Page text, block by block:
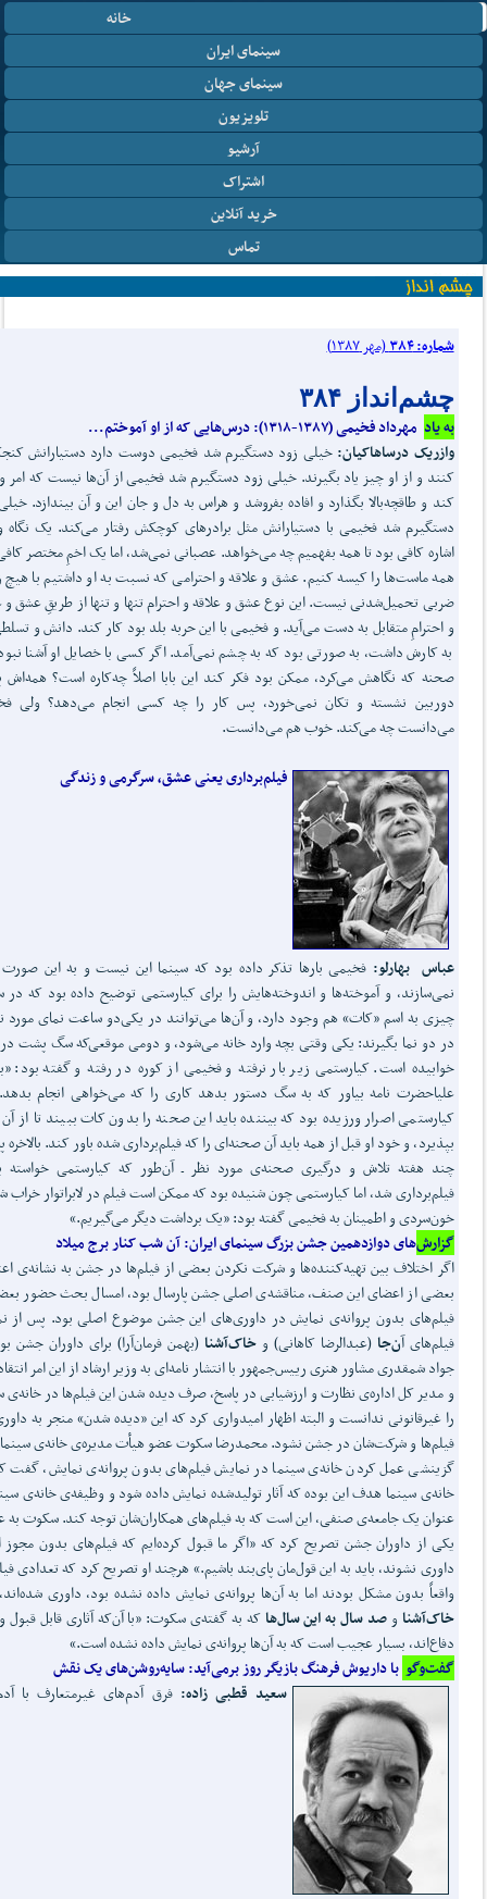
خانه
سینمای ایران
سینمای جهان
تلویزیون
آرشیو
اشتراک
خرید آنلاین
تماس
شماره: ۳۸۴ (مهر ۱۳۸۷)
چشم‌انداز ۳۸۴
به یاد مهرداد فخیمی (۱۳۸۷-۱۳۱۸): درس‌هایی که از او آموختم...
وازریک درساهاکیان: خیلی زود دستگیرم شد فخیمی دوست دارد دستیارانش
کنند و از او چیز یاد بگیرند. خیلی زود دستگیرم شد فخیمی از آن‌ها نیست که امر
کند و طاقچه‌بالا بگذارد و افاده بفروشد و هراس به دل و جان این و آن بیندازد.
دستگیرم شد فخیمی با دستیارانش مثل برادرهای کوچکش رفتار می‌کند. یک
اشاره کافی بود تا همه بفهمیم چه می‌خواهد. عصبانی نمی‌شد، اما یک اخمِ مختصر
همه ماست‌ها را کیسه کنیم. عشق و علاقه و احترامی که نسبت به او داشتیم با هیچ
ضربی تحمیل‌شدنی نیست. این نوع عشق و علاقه و احترام تنها و تنها از طریقِ عشق و
و احترامِ متقابل به دست می‌آید. و فخیمی با این حربه بلد بود کار کند. دانش و
به کارش داشت، به صورتی بود که به چشم نمی‌آمد. اگر کسی با خصایل او آشنا
صحنه که نگاهش می‌کرد، ممکن بود فکر کند این بابا اصلاً چه‌کاره است؟
دوربین نشسته و تکان نمی‌خورد، پس کار را چه کسی انجام می‌دهد؟ ولی
می‌دانست چه می‌کند. خوب هم می‌دانست.
فیلم‌برداری یعنی عشق‌، سرگرمی‌ و زندگی
عباس بهارلو: فخیمی‌ بارها تذکر داده بود که‌ سینما این‌ نیست‌ و به‌ این‌ صورت‌
نمی‌سازند، و آموخته‌ها و اندوخته‌هایش‌ را برای‌ کیارستمی‌ توضیح‌ داده بود که‌ در
چیزی‌ به اسم‌ «کات‌» هم وجود دارد، و آن‌ها می‌توانند در یکی‌دو ساعت‌ نمای‌ مورد
در دو نما بگیرند: یکی‌ وقتی‌ بچه‌ وارد خانه‌ می‌شود، و دومی‌ موقعی‌که‌ سگ‌ پشت‌ در
خوابیده‌ است‌. کیارستمی‌ زیر بار نرفته و فخیمی‌ از کوره‌ در ‌رفته و گفته بود:
علیاحضرت‌ نامه‌ بیاور که‌ به ‌سگ‌ دستور بدهد کاری‌ را که‌ می‌خواهی‌ انجام‌
کیارستمی‌ اصرار ورزیده بود که‌ بیننده‌ باید این‌ صحنه‌ را بدون‌ کات‌ ببیند تا از آن‌
بپذیرد، و خود او قبل‌ از همه‌ باید آن‌ صحنه‌ای‌ را که‌ فیلم‌برداری‌ شده‌ باور کند.
چند هفته‌ تلاش‌ و درگیری‌ صحنه‌ی‌ مورد نظر ـ آن‌طور که ‌کیارستمی‌ خواسته
فیلم‌برداری شد، اما کیارستمی چون‌ شنیده‌ بود که‌ ممکن است‌ فیلم‌ در لابراتوار خراب‌
خون‌سردی‌ و اطمینان‌ به‌ فخیمی گفته بود: «یک‌ برداشت‌ دیگر می‌گیریم‌.»
گزارش‌های دوازدهمین جشن بزرگ سینمای ایران: آن شب کنار برج میلاد
اگر اختلاف بین تهیه‌کننده‌ها و شرکت نکردن بعضی از فیلم‌ها در جشن به نشانه‌ی
بعضی از اعضای این صنف، مناقشه‌ی اصلی جشن پارسال بود، امسال بحث حضور
فیلم‌های بدون پروانه‌ی نمایش در داوری‌های این جشن موضوع اصلی بود. پس از
فیلم‌های آن‌جا (عبدالرضا کاهانی) وخاک‌آشنا (بهمن فرمان‌آرا) برای داوران جشن
جواد شمقدری مشاور هنری رییس‌جمهور با انتشار نامه‌ای به وزیر ارشاد از این امر
و مدیر کل اداره‌ی نظارت و ارزشیابی در پاسخ، صرف دیده شدن این فیلم‌ها در خانه‌ی
را غیرقانونی ندانست و البته اظهار امیدواری کرد که این «دیده شدن» منجر به
فیلم‌ها و شرکت‌شان در جشن نشود. محمدرضا سکوت عضو هیأت مدیره‌ی خانه‌ی سینما
گزینشی عمل کردن خانه‌ی سینما در نمایش فیلم‌های بدون پروانه‌ی نمایش، گفت
خانه‌ی سینما هدف این بوده که آثار تولیدشده نمایش داده شود و وظیفه‌ی خانه‌ی
عنوان یک جامعه‌ی صنفی، این است که به فیلم‌های همکاران‌شان توجه کند. سکوت به
یکی از داوران جشن تصریح کرد که «اگر ما قبول کرده‌ایم که فیلم‌های بدون مجوز
داوری نشوند، باید به این قول‌مان پای‌بند باشیم.» هرچند او تصریح کرد که تعدادی
واقعاً بدون مشکل بودند اما به آن‌ها پروانه‌ی نمایش داده نشده بود، داوری
خاک‌آشنا وصد سال به این سال‌هاکه به گفته‌ی سکوت: «با آن‌که آثاری قابل قبول
دفاع‌اند، بسیار عجیب است که به آن‌ها پروانه‌ی نمایش داده نشده است.»
گفت‌وگو با داریوش فرهنگ بازیگر روز برمی‌آید: سایه‌روشن‌های یک نقش
سعید قطبی زاده: فرق آدم‌های غیرمتعارف با